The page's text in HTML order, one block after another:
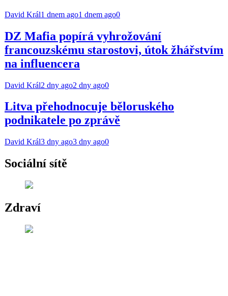
David Král1 dnem ago1 dnem ago0
DZ Mafia popírá vyhrožování
francouzskému starostovi, útok žhářstvím
na influencera
David Král2 dny ago2 dny ago0
Litva přehodnocuje běloruského
podnikatele po zprávě
David Král3 dny ago3 dny ago0
Sociální sítě
Zdraví